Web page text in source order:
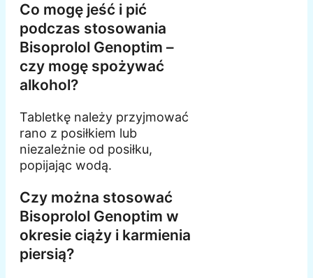
Co mogę jeść i pić
podczas stosowania
Bisoprolol Genoptim –
czy mogę spożywać
alkohol?
Tabletkę należy przyjmować
rano z posiłkiem lub
niezależnie od posiłku,
popijając wodą.
Czy można stosować
Bisoprolol Genoptim w
okresie ciąży i karmienia
piersią?